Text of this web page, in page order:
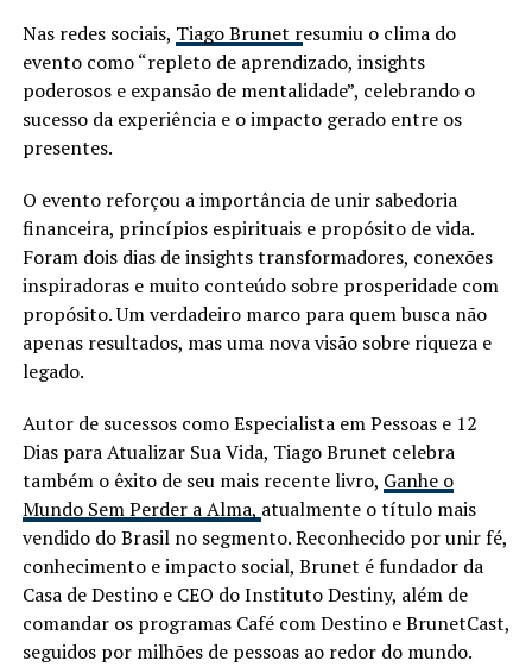
Nas redes sociais, Tiago Brunet resumiu o clima do
evento como “repleto de aprendizado, insights
poderosos e expansão de mentalidade”, celebrando o
sucesso da experiência e o impacto gerado entre os
presentes.
O evento reforçou a importância de unir sabedoria
financeira, princípios espirituais e propósito de vida.
Foram dois dias de insights transformadores, conexões
inspiradoras e muito conteúdo sobre prosperidade com
propósito. Um verdadeiro marco para quem busca não
apenas resultados, mas uma nova visão sobre riqueza e
legado.
Autor de sucessos como Especialista em Pessoas e 12
Dias para Atualizar Sua Vida, Tiago Brunet celebra
também o êxito de seu mais recente livro, Ganhe o
Mundo Sem Perder a Alma, atualmente o título mais
vendido do Brasil no segmento. Reconhecido por unir fé,
conhecimento e impacto social, Brunet é fundador da
Casa de Destino e CEO do Instituto Destiny, além de
comandar os programas Café com Destino e BrunetCast,
seguidos por milhões de pessoas ao redor do mundo.